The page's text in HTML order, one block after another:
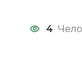
4